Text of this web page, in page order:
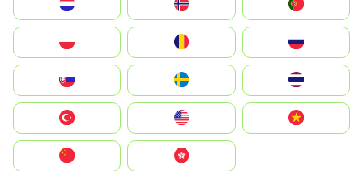
United States
中國香港特別行政區